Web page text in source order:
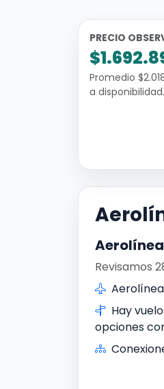
PRECIO
Promedio
a disponibilidad.
Revisamos
Hay
opciones